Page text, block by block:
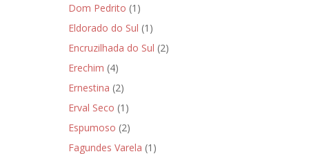
Dom Pedrito (1)
Eldorado do Sul (1)
Encruzilhada do Sul (2)
Erechim (4)
Ernestina (2)
Erval Seco (1)
Espumoso (2)
Fagundes Varela (1)